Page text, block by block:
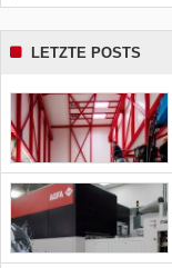
LETZTE POSTS